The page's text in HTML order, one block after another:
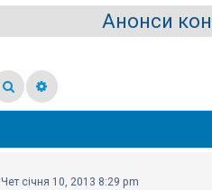
Анонси
Чет січня 10, 2013 8:29 pm